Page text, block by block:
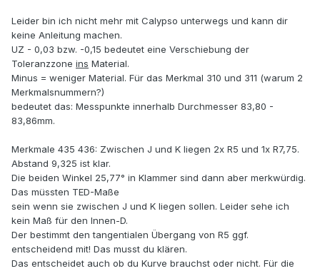
Leider bin ich nicht mehr mit Calypso unterwegs und kann dir
keine Anleitung machen.
UZ - 0,03 bzw. -0,15 bedeutet eine Verschiebung der
Toleranzzone ins Material.
Minus = weniger Material. Für das Merkmal 310 und 311 (warum 2
Merkmalsnummern?)
bedeutet das: Messpunkte innerhalb Durchmesser 83,80 -
83,86mm.
Merkmale 435 436: Zwischen J und K liegen 2x R5 und 1x R7,75.
Abstand 9,325 ist klar.
Die beiden Winkel 25,77° in Klammer sind dann aber merkwürdig.
Das müssten TED-Maße
sein wenn sie zwischen J und K liegen sollen. Leider sehe ich
kein Maß für den Innen-D.
Der bestimmt den tangentialen Übergang von R5 ggf.
entscheidend mit! Das musst du klären.
Das entscheidet auch ob du Kurve brauchst oder nicht. Für die